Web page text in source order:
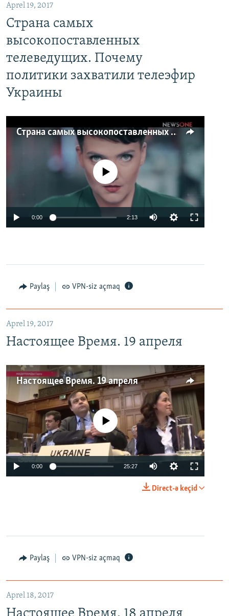
Aprel 19, 2017
Страна самых
высокопоставленных
телеведущих. Почему
политики захватили телеэфир
Украины
Страна самых высокопоставленных телеведущих. Почему политики захватили телеэфир Украины
No media source currently available
0:00 2:13
Paylaş VPN-siz açmaq
Aprel 19, 2017
Настоящее Время. 19 апреля
Настоящее Время. 19 апреля
No media source currently available
0:00 25:27
Direct-ə keçid
Paylaş VPN-siz açmaq
Aprel 18, 2017